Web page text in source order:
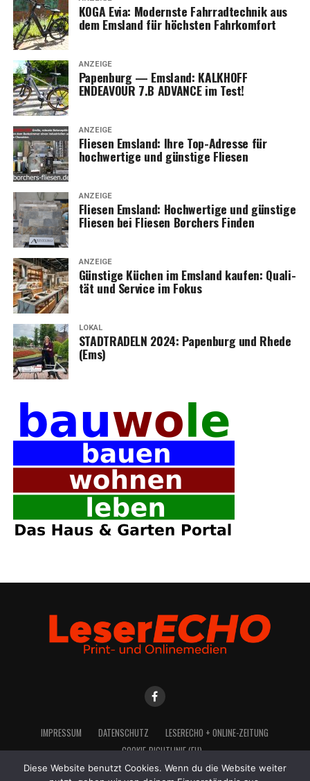
KOGA Evia: Moderns­te Fahr­rad­tech­nik aus
dem Ems­land für höchs­ten Fahrkomfort
ANZEIGE
Papen­burg — Ems­land: KALKHOFF
ENDEAVOUR 7.B ADVANCE im Test!
ANZEIGE
Flie­sen Ems­land: Ihre Top-Adres­se für
hoch­wer­ti­ge und güns­ti­ge Fliesen
ANZEIGE
Flie­sen Ems­land: Hoch­wer­ti­ge und güns­ti­ge
Flie­sen bei Flie­sen Bor­chers Finden
ANZEIGE
Güns­ti­ge Küchen im Ems­land kau­fen: Qua­li­
tät und Ser­vice im Fokus
LOKAL
STADTRADELN 2024: Papen­burg und Rhe­de
(Ems)
IMPRES­SUM DATEN­SCHUTZ
LESE­R­ECHO + ONLINE-ZEITUNG
COO­KIE-RICH­T­­LI­­NIE (EU)
Diese Website benutzt Cookies. Wenn du die Website weiter